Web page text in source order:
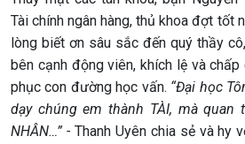
Tài chính ngân hàng, thủ khoa đợt tốt
lòng biết ơn sâu sắc đến quý thầy
bên cạnh động viên, khích lệ và
phục con đường học vấn. “Đại học
dạy chúng em thành TÀI, mà quan
NHÂN…” - Thanh Uyên chia sẻ và hy